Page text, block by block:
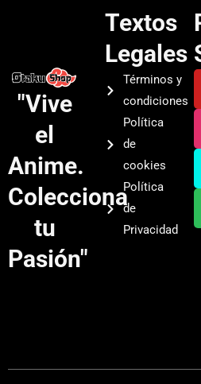
"Vive
el
Anime.
Colecciona
tu
Pasión"
Textos
Legales
Términos y
condiciones
Política
de
cookies
Política
de
Privacidad